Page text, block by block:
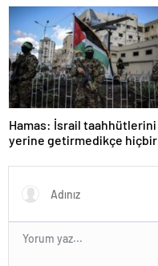
Hamas: İsrail taahhütlerini
yerine getirmedikçe hiçbir